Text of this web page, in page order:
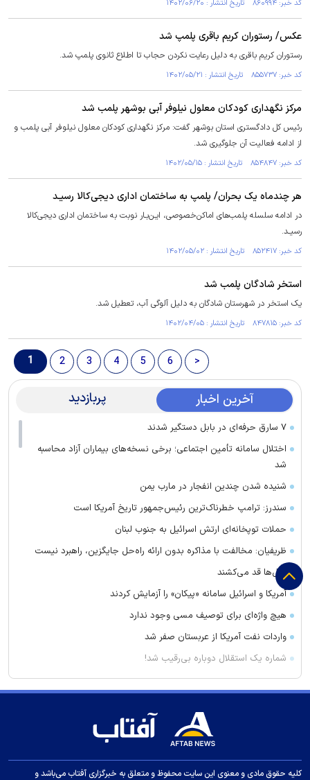
کد خبر: ۸۶۰۹۹۴ تاریخ انتشار : ۱۴۰۲/۰۶/۲۰
عکس/ رستوران کریم باقری پلمپ شد
رستوران کریم باقری به دلیل رعایت نکردن حجاب تا اطلاع ثانوی پلمپ شد.
کد خبر: ۸۵۵۷۳۷ تاریخ انتشار : ۱۴۰۲/۰۵/۲۱
مرکز نگهداری کودکان معلول نیلوفر آبی بوشهر پلمب شد
رئیس کل دادگستری استان بوشهر گفت: مرکز نگهداری کودکان معلول نیلوفر آبی پلمب و
از ادامه فعالیت آن جلوگیری شد.
کد خبر: ۸۵۴۸۴۷ تاریخ انتشار : ۱۴۰۲/۰۵/۱۵
هر چندماه یک بحران/ پلمپ به ساختمان اداری دیجی‌کالا رسیـد
در ادامه سلسله پلمب‌های اماکن‌خصوصی، ایـن‌بـار نوبت به ساختمان اداری دیجی‌کالا
رسیـد.
کد خبر: ۸۵۲۴۱۷ تاریخ انتشار : ۱۴۰۲/۰۵/۰۲
استخر شادگان پلمب شد
یک استخر در شهرستان شادگان به دلیل آلوگی آب، تعطیل شد.
کد خبر: ۸۴۷۸۱۵ تاریخ انتشار : ۱۴۰۲/۰۴/۰۵
1 2 3 4 5 6 >
آخرین اخبار پربازدید
۷ سارق حرفه‌ای در بابل دستگیر شدند
اختلال سامانه تأمین اجتماعی؛ برخی نسخه‌های بیماران آزاد محاسبه
شد
شنیده شدن چندین انفجار در مارب یمن
سندرز: ترامپ خطرناک‌ترین رئیس‌جمهور تاریخ آمریکا است
حملات توپخانه‌ای ارتش اسرائیل به جنوب لبنان
ظریفیان: مخالفت با مذاکره بدون ارائه راه‌حل جایگزین، راهبرد نیست
دکل‌ها قد می‌کشند
آمریکا و اسرائیل سامانه «پیکان» را آزمایش کردند
هیچ واژه‌ای برای توصیف مسی وجود ندارد
واردات نفت آمریکا از عربستان صفر شد
شماره یک استقلال دوباره بی‌رقیب شد!
به چه علت کودکان دچار فشارخون می‌شوند؟
تصادف مرگبار پژو پارس و ساینا در اصفهان؛ ۷ کشته و مصدوم
«تجرد قطعی» در حال تبدیل شدن به سبک زندگی است
کلیه حقوق مادی و معنوی این سایت محفوظ و متعلق به خبرگزاری آفتاب می‌باشد و